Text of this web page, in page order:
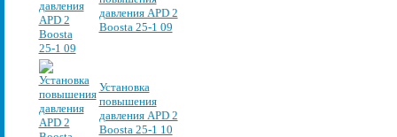
давления APD 2
Boosta 25-1 09
Установка
повышения
давления APD 2
Boosta 25-1 10